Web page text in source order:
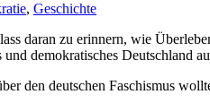
, Geschichte
daran zu erinnern, wie
und demokratisches Deutschland
den deutschen Faschismus